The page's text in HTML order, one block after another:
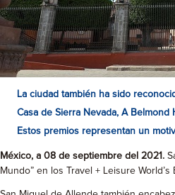
La ciudad también ha sido
Casa de Sierra Nevada, A
Estos premios representan un
México, a 08 de septiembre del 2021.
Mundo” en los Travel + Leisure